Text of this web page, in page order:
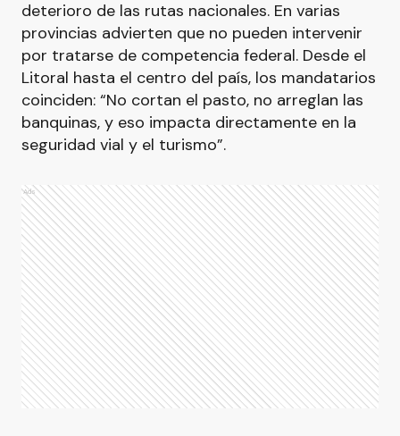
deterioro de las rutas nacionales. En varias
provincias advierten que no pueden intervenir
por tratarse de competencia federal. Desde el
Litoral hasta el centro del país, los mandatarios
coinciden: “No cortan el pasto, no arreglan las
banquinas, y eso impacta directamente en la
seguridad vial y el turismo”.
Ads